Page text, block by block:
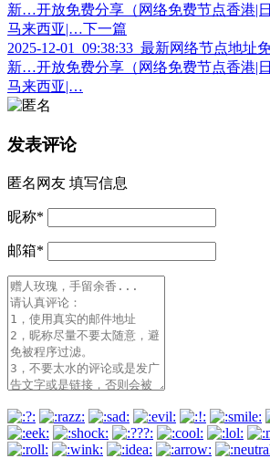
新…开放免费分享（网络免费节点香港|
马来西亚|… 下一篇
2025-12-01_09:38:33_最新网络节点地
新…开放免费分享（网络免费节点香港|
马来西亚|…
发表评论
匿名网友 填写信息
昵称*
邮箱*